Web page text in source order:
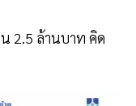
2.5 ล้านบาท คิด